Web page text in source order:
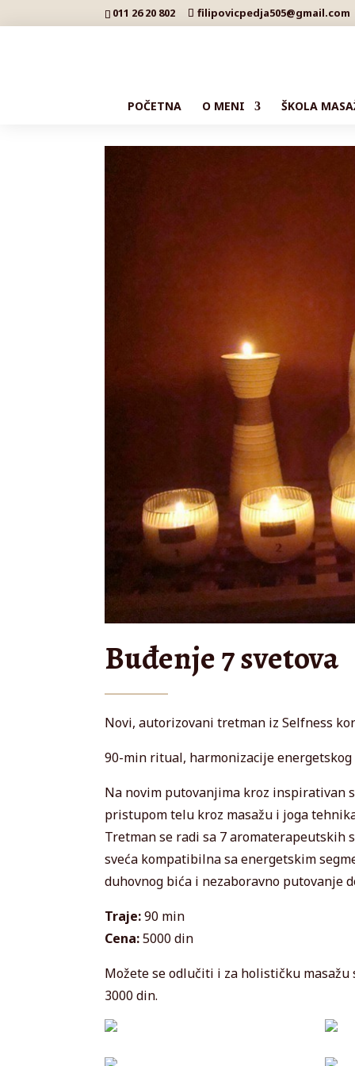
011 26 20 802 filipovicpedja505@gmail.com
POČETNA O MENI ŠKOLA
Buđenje 7 svetova
Novi, autorizovani tretman iz Selfness
90-min ritual, harmonizacije
Na novim putovanjima kroz inspirativan
pristupom telu kroz masažu i joga
Tretman se radi sa 7 aromaterapeutskih
sveća kompatibilna sa energetskim
duhovnog bića i nezaboravno putovanje
Traje:90 min
Cena:5000 din
Možete se odlučiti i za holističku
3000 din.